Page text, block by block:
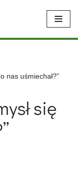
nas uśmiechał?”
się